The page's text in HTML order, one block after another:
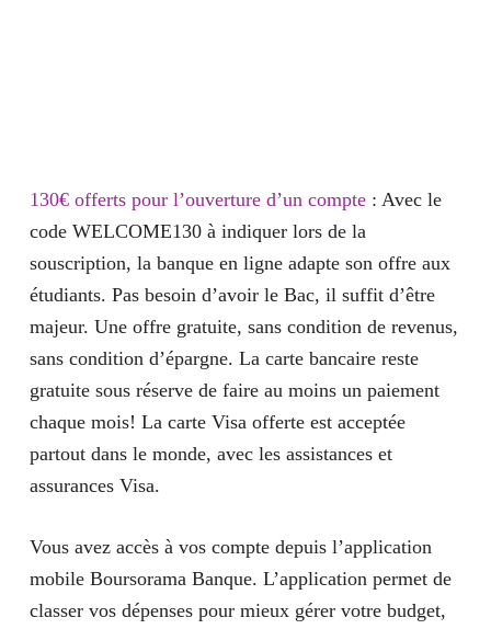
130€ offerts pour l’ouverture d’un compte: Avec le
code WELCOME130à indiquer lors de la
souscription, la banque en ligne adapte son offre aux
étudiants. Pas besoin d’avoir le Bac, il suffit d’être
majeur. Une offre gratuite, sans condition de revenus,
sans condition d’épargne. La carte bancaire reste
gratuite sous réserve de faire au moins un paiement
chaque mois! La carte Visa offerte est acceptée
partout dans le monde, avec les assistances et
assurances Visa.
Vous avez accès à vos compte depuis l’application
mobile Boursorama Banque. L’application permet de
classer vos dépenses pour mieux gérer votre budget,